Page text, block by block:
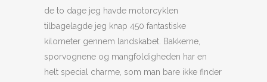
de to dage jeg havde motorcyklen
tilbagelagde jeg knap 450 fantastiske
kilometer gennem landskabet. Bakkerne,
sporvognene og mangfoldigheden har en
helt special charme, som man bare ikke finder